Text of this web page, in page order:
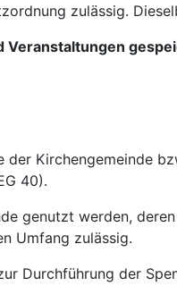
zulässig.
Kirchengemeinde
40).
genutzt werden,
Umfang zulässig.
Durchführung der